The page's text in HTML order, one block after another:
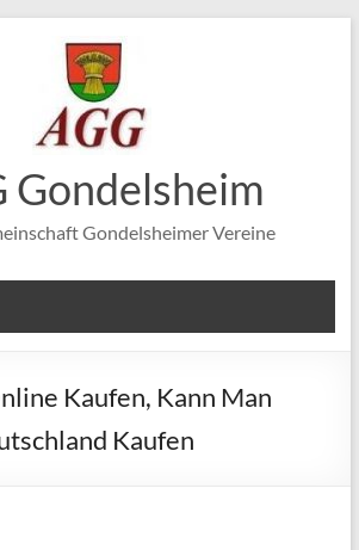
Gondelsheim
Gondelsheimer Vereine
Kaufen, Kann Man
Kaufen